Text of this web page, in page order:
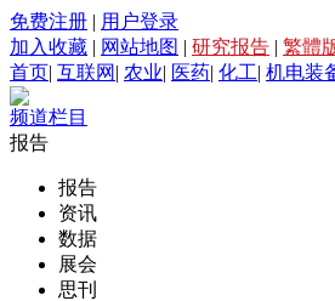
免费注册 | 用户登录
加入收藏 | 网站地图 | 研究报告 | 繁體
首页| 互联网 | 农业| 医药| 化工| 机电装
频道栏目
报告
报告
资讯
数据
展会
思刊